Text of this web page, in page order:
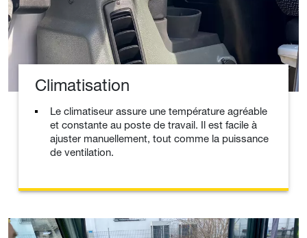
Climatisation
Le climatiseur assure une température agréable
et constante au poste de travail. Il est facile à
ajuster manuellement, tout comme la puissance
de ventilation.